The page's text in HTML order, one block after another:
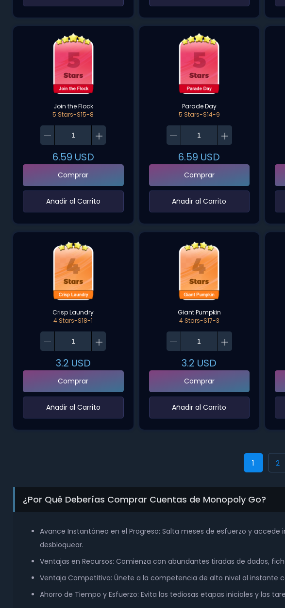
Join the Flock
5 Stars-S15-8
6.59 USD
Comprar
‌Añadir al Carrito‌
Parade Day
5 Stars-S14-9
6.59 USD
Comprar
‌Añadir al Carrito‌
Crisp Laundry
4 Stars-S18-1
3.2 USD
Comprar
‌Añadir al Carrito‌
Giant Pumpkin
4 Stars-S17-3
3.2 USD
Comprar
‌Añadir al Carrito‌
1 2
¿Por Qué Deberías Comprar Cuentas de Monopoly Go?
Avance Instantáneo en el Progreso: Salta meses de esfuerzo y
desbloquear.
Ventajas en Recursos: Comienza con abundantes tiradas de dados,
Ventaja Competitiva: Únete a la competencia de alto nivel al instante
Ahorro de Tiempo y Esfuerzo: Evita las tediosas etapas iniciales y las